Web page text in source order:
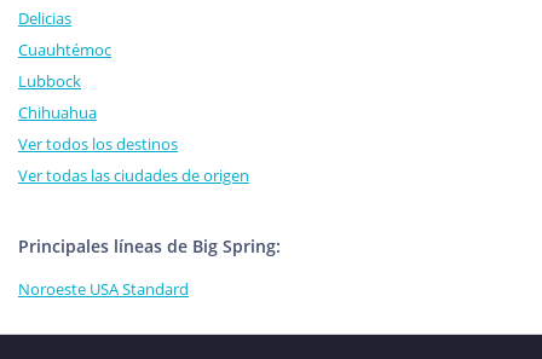
Delicias
Cuauhtémoc
Lubbock
Chihuahua
Ver todos los destinos
Ver todas las ciudades de origen
Principales líneas de Big Spring:
Noroeste USA Standard